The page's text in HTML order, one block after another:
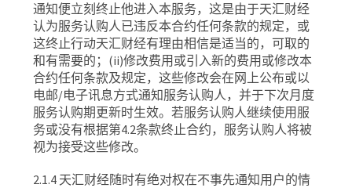
通知便立刻终止他进入本服务，这是由于天汇财经
认为服务认购人已违反本合约任何条款的规定，或
这终止行动天汇财经有理由相信是适当的，可取的
和有需要的； (ii)修改费用或引入新的费用或修改本
合约任何条款及规定，这些修改会在网上公布或以
电邮/电子讯息方式通知服务认购人，并于下次月度
服务认购期更新时生效。若服务认购人继续使用服
务或没有根据第4.2条款终止合约，服务认购人将被
视为接受这些修改。
2.1.4 天汇财经随时有绝对权在不事先通知用户的情